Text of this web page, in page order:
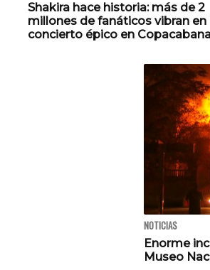
Shakira hace historia: más de 2
millones de fanáticos vibran en
concierto épico en
NOTICIAS
Enorme
Museo